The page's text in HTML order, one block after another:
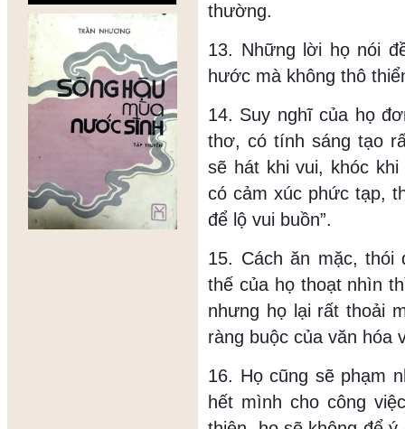
thường.
13. Những lời họ nói
hước mà không thô
14. Suy nghĩ của họ
thơ, có tính sáng tạo
sẽ hát khi vui, khóc
có cảm xúc phức tạp,
để lộ vui buồn”.
15. Cách ăn mặc, thói
thế của họ thoạt nhìn
nhưng họ lại rất thoải
ràng buộc của văn hóa
16. Họ cũng sẽ phạm
hết mình cho công